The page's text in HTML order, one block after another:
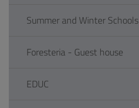
Summer and Winter Schools
Foresteria - Guest house
EDUC